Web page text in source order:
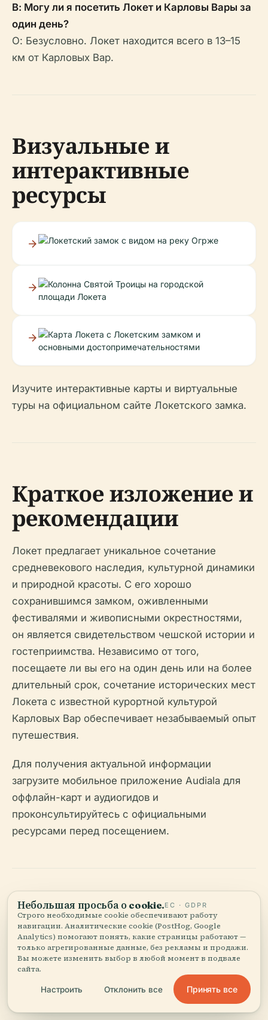
В: Могу ли я посетить Локет и Карловы Вары за
один день?
О: Безусловно. Локет находится всего в 13–15
км от Карловых Вар.
Визуальные и
интерактивные
ресурсы
Изучите интерактивные карты и виртуальные
туры на официальном сайте Локетского замка.
Краткое изложение и
рекомендации
Локет предлагает уникальное сочетание
средневекового наследия, культурной динамики
и природной красоты. С его хорошо
сохранившимся замком, оживленными
фестивалями и живописными окрестностями,
он является свидетельством чешской истории и
гостеприимства. Независимо от того,
посещаете ли вы его на один день или на более
длительный срок, сочетание исторических мест
Локета с известной курортной культурой
Карловых Вар обеспечивает незабываемый опыт
путешествия.
Для получения актуальной информации
загрузите мобильное приложение Audiala для
оффлайн-карт и аудиогидов и
проконсультируйтесь с официальными
ресурсами перед посещением.
Послушайте полную историю в приложении
Небольшая просьба о cookie.ЕС · GDPR
Строго необходимые cookie обеспечивают работу
навигации. Аналитические cookie (PostHog, Google
Analytics) помогают понять, какие страницы работают —
только агрегированные данные, без рекламы и продажи.
Вы можете изменить выбор в любой момент в подвале
сайта.
Настроить Отклонить все Принять все